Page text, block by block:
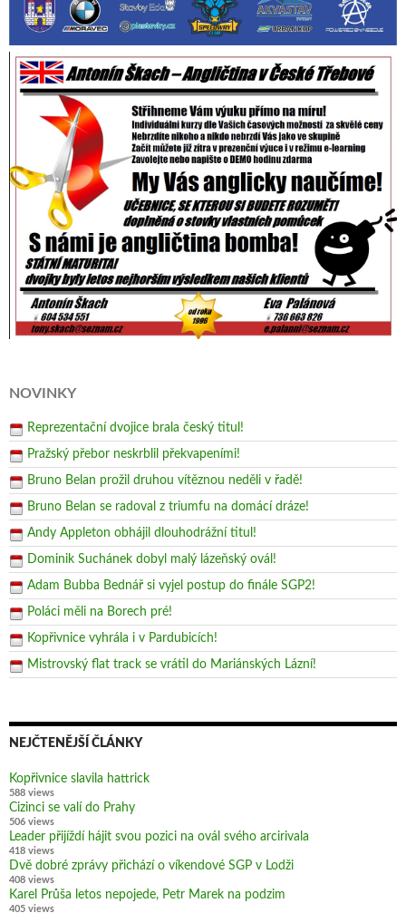
NOVINKY
Reprezentační dvojice brala český titul!
Pražský přebor neskrblil překvapeními!
Bruno Belan prožil druhou vítěznou neděli v řadě!
Bruno Belan se radoval z triumfu na domácí dráze!
Andy Appleton obhájil dlouhodrážní titul!
Dominik Suchánek dobyl malý lázeňský ovál!
Adam Bubba Bednář si vyjel postup do finále SGP2!
Poláci měli na Borech pré!
Kopřivnice vyhrála i v Pardubicích!
Mistrovský flat track se vrátil do Mariánských Lázní!
NEJČTENĚJŠÍ ČLÁNKY
Kopřivnice slavila hattrick
588 views
Cizinci se valí do Prahy
506 views
Leader přijíždí hájit svou pozici na ovál svého arcirivala
418 views
Dvě dobré zprávy přichází o víkendové SGP v Lodži
408 views
Karel Průša letos nepojede, Petr Marek na podzim
405 views